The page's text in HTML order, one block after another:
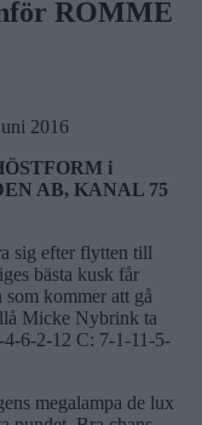
ROMME
i
AB, KANAL 75
sig efter flytten till
bästa kusk får
kommer att gå
Micke Nybrink ta
6-2-12 C: 7-1-11-5-
megalampa de lux